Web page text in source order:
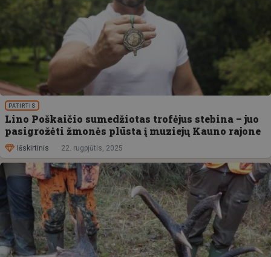
PATIRTIS
Lino Poškaičio sumedžiotas trofėjus stebina – juo
pasigrožėti žmonės plūsta į muziejų Kauno rajone
Išskirtinis 22. rugpjūtis, 2025